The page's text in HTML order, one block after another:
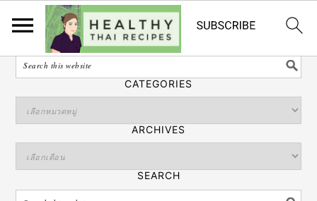
ไทย
SEARCH
CATEGORIES
ARCHIVES
SEARCH